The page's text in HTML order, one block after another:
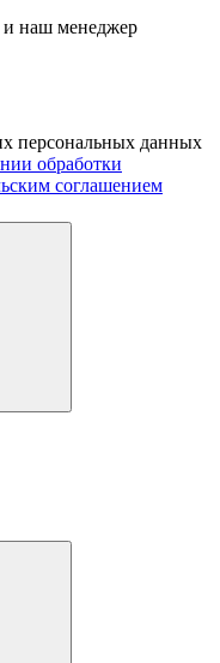
и наш менеджер
персональных данных
обработки
соглашением